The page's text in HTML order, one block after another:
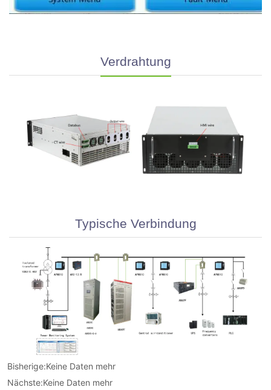
Bisherige:Keine Daten mehr
Nächste:Keine Daten mehr